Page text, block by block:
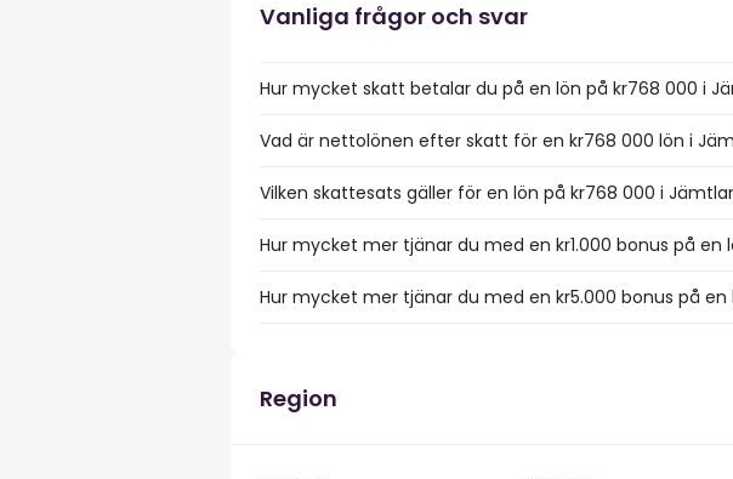
Vanliga frågor och svar
Hur mycket skatt betalar du på en lön på kr768 000 i
Vad är nettolönen efter skatt för en kr768 000 lön i
Vilken skattesats gäller för en lön på kr768 000 i
Hur mycket mer tjänar du med en kr1.000 bonus på en
Hur mycket mer tjänar du med en kr5.000 bonus på
Region